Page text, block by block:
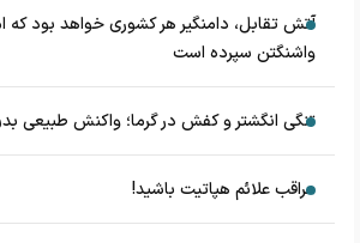
آتش تقابل، دامنگیر هر کشوری خواهد بود که
واشنگتن سپرده است
تنگی انگشتر و کفش در گرما؛ واکنش طبیعی
مراقب علائم هپاتیت باشید!